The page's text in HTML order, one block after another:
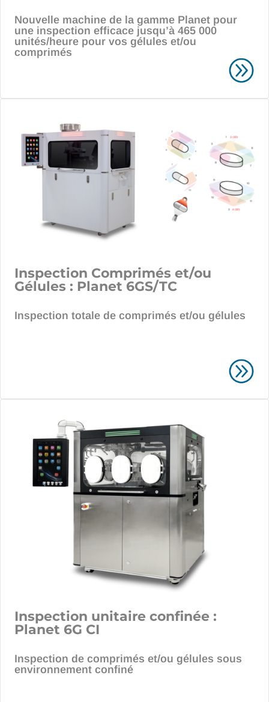
Nouvelle machine de la gamme Planet pour
une inspection efficace jusqu’à 465 000
unités/heure pour vos gélules et/ou
comprimés
Inspection Comprimés et/ou
Gélules : Planet 6GS/TC
Inspection totale de comprimés et/ou gélules
Inspection unitaire confinée :
Planet 6G CI
Inspection de comprimés et/ou gélules sous
environnement confiné